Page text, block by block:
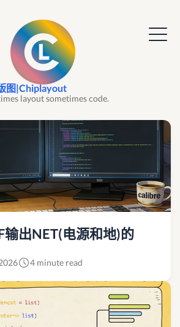
图|Chiplayout
layout sometimes code.
出NET(电源和地)的
4 minute read